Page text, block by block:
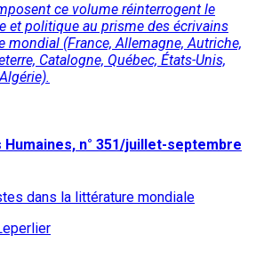
ce volume réinterrogent le
et politique au prisme des écrivains
mondial (France, Allemagne, Autriche,
Catalogne, Québec, États-Unis,
Humaines, n° 351/juillet-septembre
dans la littérature mondiale